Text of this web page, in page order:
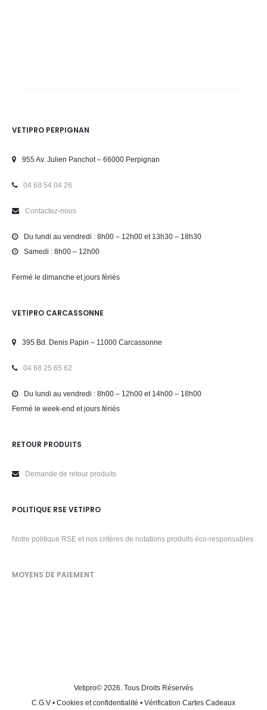
VETIPRO PERPIGNAN
955 Av. Julien Panchot – 66000 Perpignan
04 68 54 04 26
Contactez-nous
Du lundi au vendredi : 8h00 – 12h00 et 13h30 – 18h30
Samedi : 8h00 – 12h00
Fermé le dimanche et jours fériés
VETIPRO CARCASSONNE
395 Bd. Denis Papin – 11000 Carcassonne
04 68 25 65 62
Du lundi au vendredi : 8h00 – 12h00 et 14h00 – 18h00
Fermé le week-end et jours fériés
RETOUR PRODUITS
Demande de retour produits
POLITIQUE RSE VETIPRO
Notre politique RSE et nos critères de notations produits éco-responsables
MOYENS DE PAIEMENT
Vetipro© 2026. Tous Droits Réservés
C.G.V • Cookies et confidentialité • Vérification Cartes Cadeaux